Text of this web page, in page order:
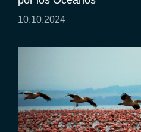
10.10.2024